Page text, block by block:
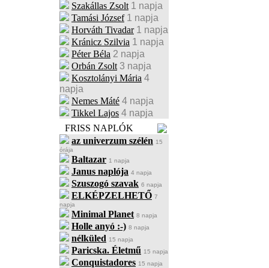
Szakállas Zsolt 1 napja
Tamási József 1 napja
Horváth Tivadar 1 napja
Kránicz Szilvia 1 napja
Péter Béla 2 napja
Orbán Zsolt 3 napja
Kosztolányi Mária 4
napja
Nemes Máté 4 napja
Tikkel Lajos 4 napja
FRISS NAPLÓK
az univerzum szélén 15
órája
Baltazar 1 napja
Janus naplója 4 napja
Szuszogó szavak 6 napja
ELKÉPZELHETŐ 7
napja
Minimal Planet 8 napja
Holle anyó :-) 8 napja
nélküled 15 napja
Paricska. Életmű 15 napja
Conquistadores 15 napja